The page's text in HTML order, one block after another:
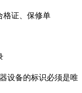
证、保修单
设备的标识必须是唯